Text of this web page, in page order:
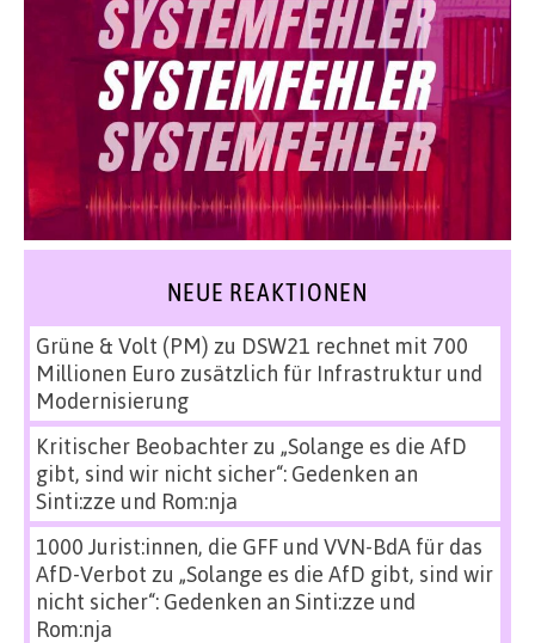
NEUE REAKTIONEN
Grüne & Volt (PM) zu DSW21 rechnet mit 700
Millionen Euro zusätzlich für Infrastruktur und
Modernisierung
Kritischer Beobachterzu „Solange es die AfD
gibt, sind wir nicht sicher“: Gedenken an
Sinti:zze und Rom:nja
1000 Jurist:innen, die GFF und VVN-BdA für das
AfD-Verbot zu „Solange es die AfD gibt, sind wir
nicht sicher“: Gedenken an Sinti:zze und
Rom:nja